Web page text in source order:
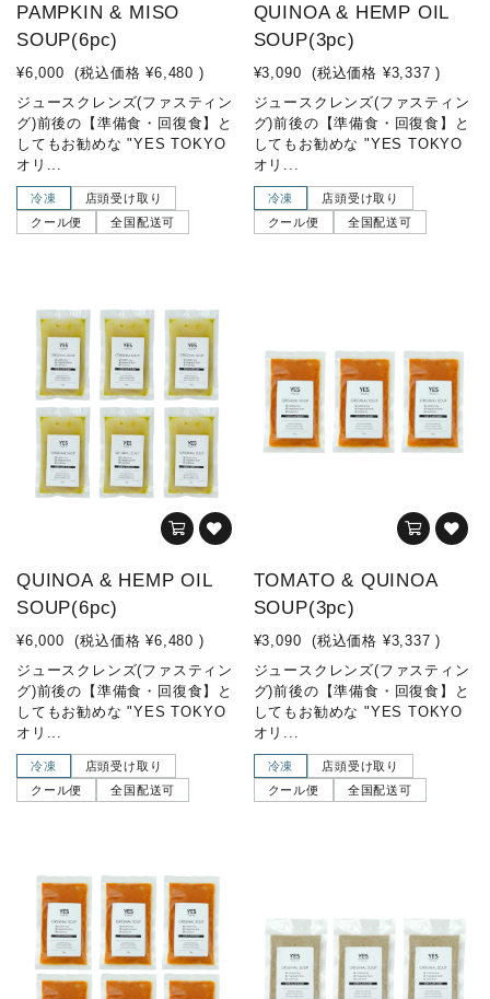
PAMPKIN & MISO
SOUP(6pc)
¥6,000 (税込価格 ¥6,480 )
ジュースクレンズ(ファスティン
グ)前後の【準備食・回復食】と
してもお勧めな "YES TOKYO
オリ...
冷凍
店頭受け取り
クール便
全国配送可
QUINOA & HEMP OIL
SOUP(3pc)
¥3,090 (税込価格 ¥3,337 )
ジュースクレンズ(ファスティン
グ)前後の【準備食・回復食】と
してもお勧めな "YES TOKYO
オリ...
冷凍
店頭受け取り
クール便
全国配送可
QUINOA & HEMP OIL
SOUP(6pc)
¥6,000 (税込価格 ¥6,480 )
ジュースクレンズ(ファスティン
グ)前後の【準備食・回復食】と
してもお勧めな "YES TOKYO
オリ...
冷凍
店頭受け取り
クール便
全国配送可
TOMATO & QUINOA
SOUP(3pc)
¥3,090 (税込価格 ¥3,337 )
ジュースクレンズ(ファスティン
グ)前後の【準備食・回復食】と
してもお勧めな "YES TOKYO
オリ...
冷凍
店頭受け取り
クール便
全国配送可